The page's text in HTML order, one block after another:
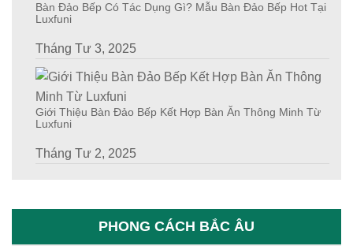
Bàn Đảo Bếp Có Tác Dụng Gì? Mẫu Bàn Đảo Bếp Hot Tại
Luxfuni
Tháng Tư 3, 2025
Giới Thiệu Bàn Đảo Bếp Kết Hợp Bàn Ăn Thông Minh Từ
Luxfuni
Tháng Tư 2, 2025
PHONG CÁCH BẮC ÂU